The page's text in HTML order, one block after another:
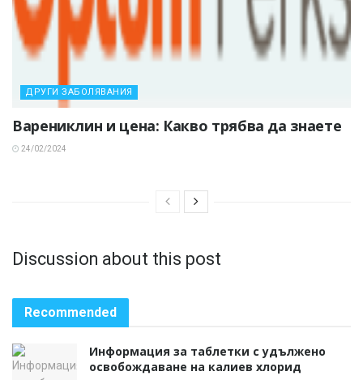
ДРУГИ ЗАБОЛЯВАНИЯ
Варениклин и цена: Какво трябва да знаете
24/02/2024
Discussion about this post
Recommended
Информация за таблетки с удължено
освобождаване на калиев хлорид